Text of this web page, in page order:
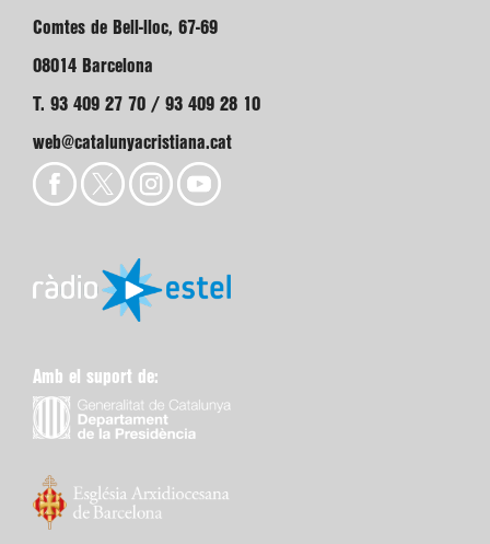
Comtes de Bell-lloc, 67-69
08014 Barcelona
T. 93 409 27 70 / 93 409 28 10
web@catalunyacristiana.cat
Amb el suport de: